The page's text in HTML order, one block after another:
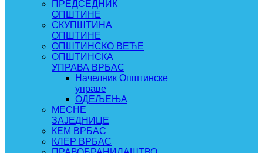
ПРЕДСЕДНИК
ОПШТИНЕ
СКУПШТИНА
ОПШТИНЕ
ОПШТИНСКО ВЕЋЕ
ОПШТИНСКА
УПРАВА ВРБАС
Начелник Општинске
управе
ОДЕЉЕЊА
МЕСНЕ
ЗАЈЕДНИЦЕ
КЕМ ВРБАС
КЛЕР ВРБАС